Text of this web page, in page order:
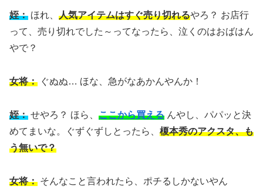
姪： ほれ、 人気アイテムはすぐ売り切れるやろ？ お店行
って、売り切れでした～ってなったら、泣くのはおばはん
やで？
女将： ぐぬぬ… ほな、急がなあかんやんか！
姪： せやろ？ ほら、 ここから買える んやし、パパッと決
めてまいな。ぐずぐずしとったら、 榎本秀のアクスタ、も
う無いで？
女将： そんなこと言われたら、ポチるしかないやん